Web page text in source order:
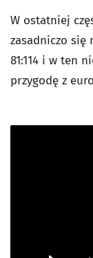
W ostatniej
zasadniczo się
81:114 i w ten
przygodę z